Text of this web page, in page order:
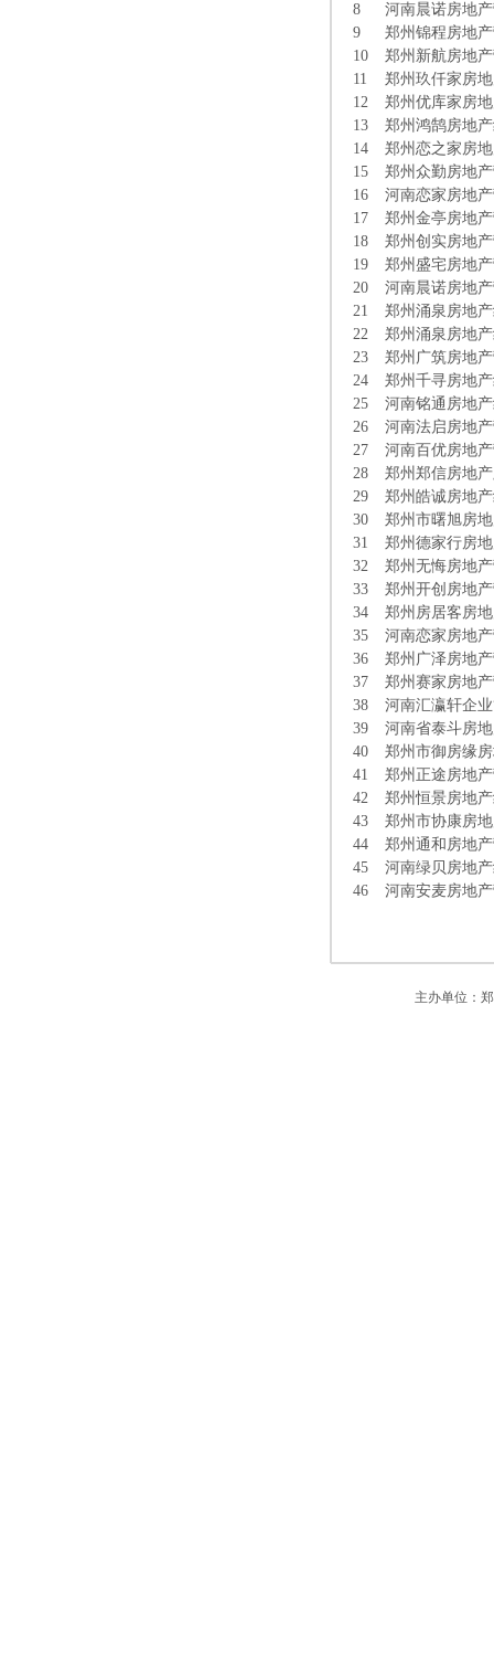
8
河南晨诺房地
9
郑州锦程房地
10
郑州新航房地
11
郑州玖仟家房
12
郑州优库家房
13
郑州鸿鹄房地
14
郑州恋之家房
15
郑州众勤房地
16
河南恋家房地
17
郑州金亭房地
18
郑州创实房地
19
郑州盛宅房地
20
河南晨诺房地
21
郑州涌泉房地
22
郑州涌泉房地
23
郑州广筑房地
24
郑州千寻房地
25
河南铭通房地
26
河南法启房地
27
河南百优房地
28
郑州郑信房地
29
郑州皓诚房地
30
郑州市曙旭房
31
郑州德家行房
32
郑州无悔房地
33
郑州开创房地
34
郑州房居客房
35
河南恋家房地
36
郑州广泽房地
37
郑州赛家房地
38
河南汇瀛轩企
39
河南省泰斗房
40
郑州市御房缘
41
郑州正途房地
42
郑州恒景房地
43
郑州市协康房
44
郑州通和房地
45
河南绿贝房地
46
河南安麦房地
主办单位：